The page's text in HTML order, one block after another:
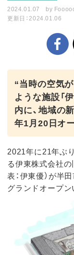
2024.01.07
by
更新日：2024.01.06
“当時の空気
ような施設「
内に、地域の
年1月20日オ
2021年に21年ぶ
る伊東株式会社の
表：伊東優）が半
グランドオープン